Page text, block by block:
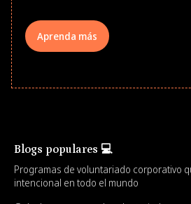
Aprenda más
Blogs populares 💻
Programas de voluntariado corporativo
intencional en todo el mundo